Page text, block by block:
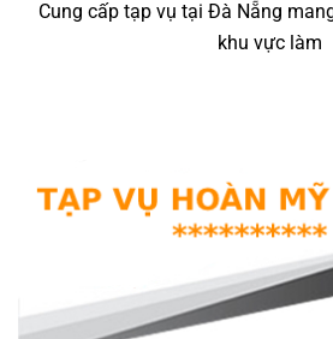
Cung cấp tạp vụ tại Đà Nẵng
khu vực làm